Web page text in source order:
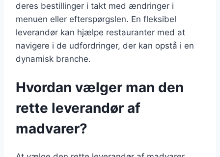
deres bestillinger i takt med ændringer i
menuen eller efterspørgslen. En fleksibel
leverandør kan hjælpe restauranter med at
navigere i de udfordringer, der kan opstå i en
dynamisk branche.
Hvordan vælger man den
rette leverandør af
madvarer?